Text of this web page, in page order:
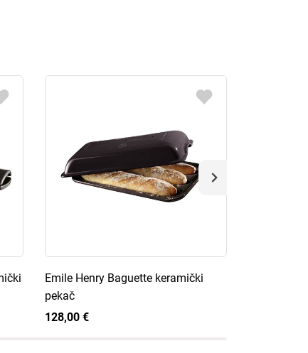
Emile Henry Baguette keramički
pekač
128,00 €